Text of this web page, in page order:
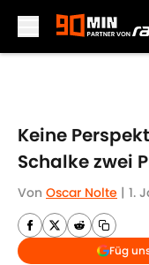
Keine
Schalke zwei
Von Oscar Nolte | 1.
Füg